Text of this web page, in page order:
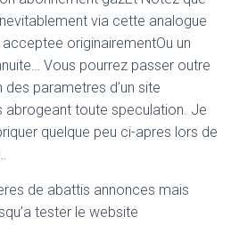
via cette analogue
acceptee originairementOu un
Vous pourrez passer outre
des parametres d’un site
abrogeant toute speculation. Je
quelque peu ci-apres lors de
de abattis annonces mais
tester le website